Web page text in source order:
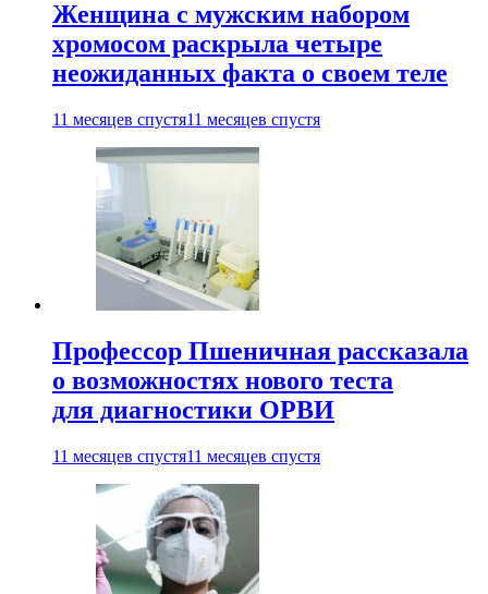
Женщина с мужским набором
хромосом раскрыла четыре
неожиданных факта о своем теле
11 месяцев спустя11 месяцев спустя
Профессор Пшеничная рассказала
о возможностях нового теста
для диагностики ОРВИ
11 месяцев спустя11 месяцев спустя